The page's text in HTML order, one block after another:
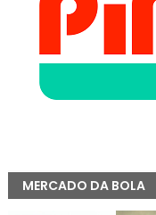
MERCADO DA BOLA